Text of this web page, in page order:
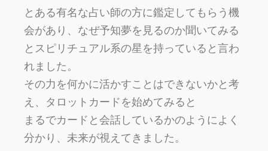
とある有名な占い師の方に鑑定してもらう機
会があり、なぜ予知夢を見るのか聞いてみる
とスピリチュアル系の星を持っていると言わ
れました。
その力を何かに活かすことはできないかと考
え、タロットカードを始めてみると
まるでカードと会話しているかのようによく
分かり、未来が視えてきました。